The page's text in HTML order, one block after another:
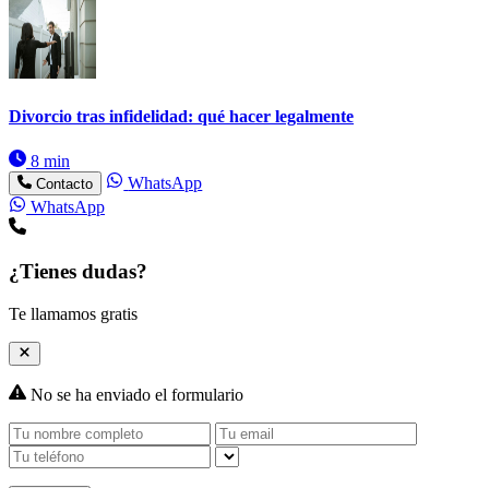
Divorcio tras infidelidad: qué hacer legalmente
8 min
Contacto
WhatsApp
WhatsApp
¿Tienes dudas?
Te llamamos gratis
No se ha enviado el formulario